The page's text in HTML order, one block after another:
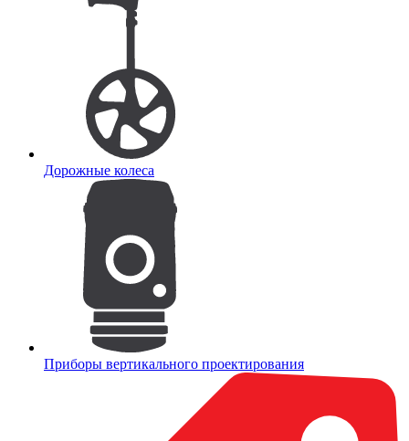
Дорожные колеса
Приборы вертикального проектирования